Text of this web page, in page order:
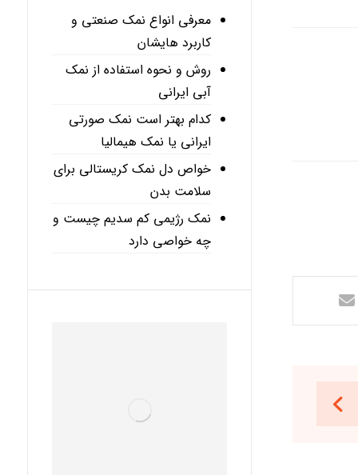
معرفی انواع نمک صنعتی و
کاربرد هایشان
روش و نحوه استفاده از نمک
آبی ایرانی
کدام بهتر است نمک صورتی
ایرانی یا نمک هیمالیا
خواص دل نمک کریستالی برای
سلامت بدن
نمک رژیمی کم سدیم چیست و
چه خواصی دارد